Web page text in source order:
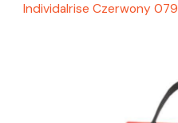
Individalrise Czerwony